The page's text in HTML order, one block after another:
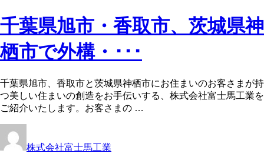
千葉県旭市・香取市、茨城県神
栖市で外構・･･･
千葉県旭市、香取市と茨城県神栖市にお住まいのお客さまが持
つ美しい住まいの創造をお手伝いする、株式会社富士馬工業を
ご紹介いたします。お客さまの …
株式会社富士馬工業